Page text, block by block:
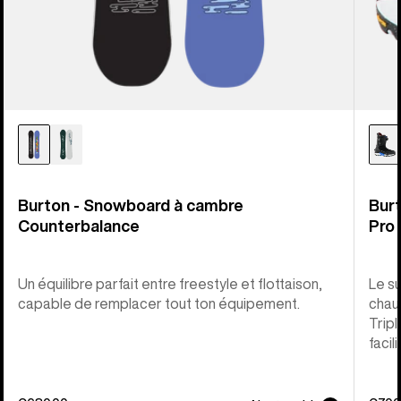
Burton - Snowboard à cambre
Counterbalance
Un équilibre parfait entre freestyle et flottaison,
capable de remplacer tout ton équipement.
Pro
Le